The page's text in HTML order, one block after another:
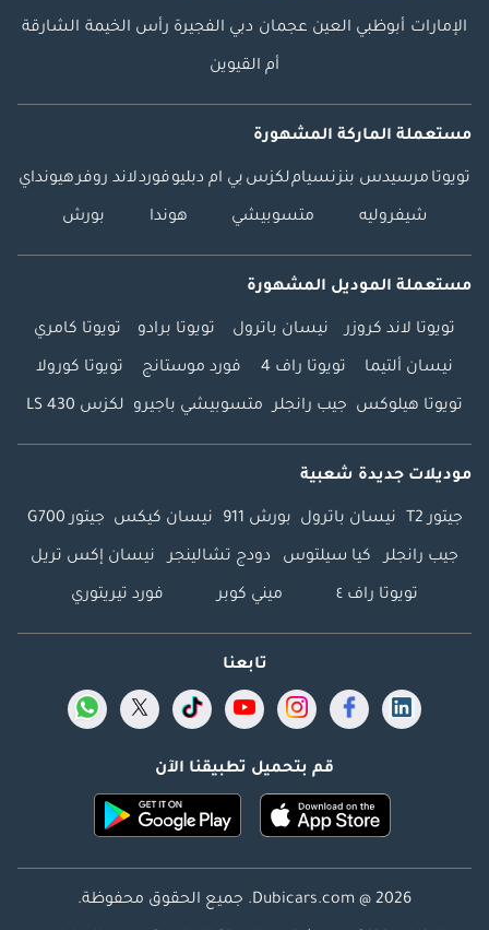
الإمارات أبوظبي العين عجمان دبي الفجيرة رأس الخيمة الشارقة
أم القيوين
مستعملة الماركة المشهورة
تويوتا مرسيدس بنزنسياملكزس بي ام دبليوفوردلاند روفرهيونداي
شيفروليه متسوبيشي هوندا بورش
مستعملة الموديل المشهورة
تويوتا لاند كروزر نيسان باترول تويوتا برادو تويوتا كامري
نيسان ألتيما تويوتا راف 4 فورد موستانج تويوتا كورولا
تويوتا هيلوكس جيب رانجلر متسوبيشي باجيرو لكزس LS 430
موديلات جديدة شعبية
جيتور T2 نيسان باترول بورش 911 نيسان كيكس جيتور G700
جيب رانجلر كيا سيلتوس دودج تشالينجر نيسان إكس تريل
تويوتا راف ٤ ميني كوبر فورد تيريتوري
تابعنا
قم بتحميل تطبيقنا الآن
Dubicars.com @ 2026. جميع الحقوق محفوظة.